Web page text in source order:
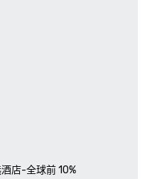
店-全球前 10%